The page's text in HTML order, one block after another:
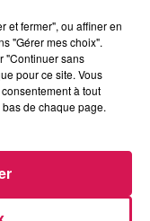
et fermer", ou affiner en
"Gérer mes choix".
"Continuer sans
pour ce site. Vous
à tout
de chaque page.